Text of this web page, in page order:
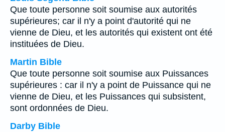
Que toute personne soit soumise aux autorités
supérieures; car il n'y a point d'autorité qui ne
vienne de Dieu, et les autorités qui existent ont été
instituées de Dieu.
Martin Bible
Que toute personne soit soumise aux Puissances
supérieures : car il n'y a point de Puissance qui ne
vienne de Dieu, et les Puissances qui subsistent,
sont ordonnées de Dieu.
Darby Bible